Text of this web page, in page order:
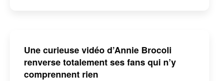
Une curieuse vidéo d’Annie Brocoli
renverse totalement ses fans qui n’y
comprennent rien